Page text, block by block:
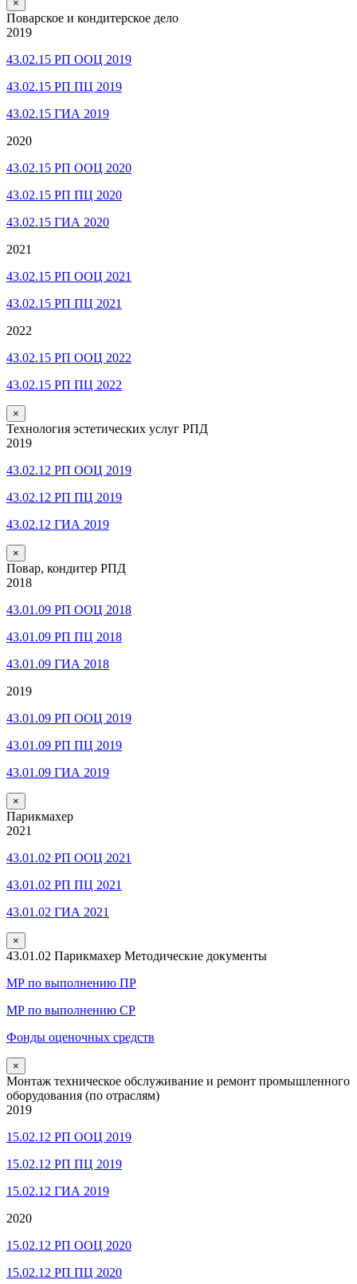
×
Поварское и кондитерское дело
2019
43.02.15 РП ООЦ 2019
43.02.15 РП ПЦ 2019
43.02.15 ГИА 2019
2020
43.02.15 РП ООЦ 2020
43.02.15 РП ПЦ 2020
43.02.15 ГИА 2020
2021
43.02.15 РП ООЦ 2021
43.02.15 РП ПЦ 2021
2022
43.02.15 РП ООЦ 2022
43.02.15 РП ПЦ 2022
×
Технология эстетических услуг РПД
2019
43.02.12 РП ООЦ 2019
43.02.12 РП ПЦ 2019
43.02.12 ГИА 2019
×
Повар, кондитер РПД
2018
43.01.09 РП ООЦ 2018
43.01.09 РП ПЦ 2018
43.01.09 ГИА 2018
2019
43.01.09 РП ООЦ 2019
43.01.09 РП ПЦ 2019
43.01.09 ГИА 2019
×
Парикмахер
2021
43.01.02 РП ООЦ 2021
43.01.02 РП ПЦ 2021
43.01.02 ГИА 2021
×
43.01.02 Парикмахер Методические документы
МР по выполнению ПР
МР по выполнению СР
Фонды оценочных средств
×
Монтаж техническое обслуживание и ремонт промышленного
оборудования (по отраслям)
2019
15.02.12 РП ООЦ 2019
15.02.12 РП ПЦ 2019
15.02.12 ГИА 2019
2020
15.02.12 РП ООЦ 2020
15.02.12 РП ПЦ 2020